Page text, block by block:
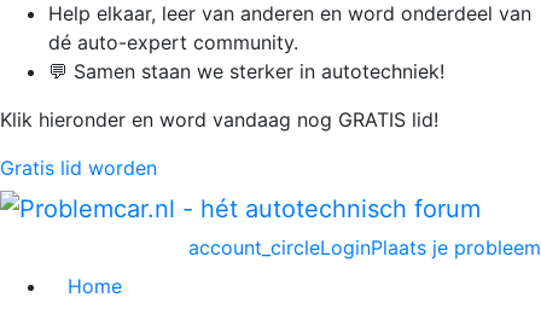
Help elkaar, leer van anderen en word onderdeel van
dé auto-expert community.
💬 Samen staan we sterker in autotechniek!
Klik hieronder en word vandaag nog GRATIS lid!
Gratis lid worden
Plaats je probleem
account_circleLogin
Home